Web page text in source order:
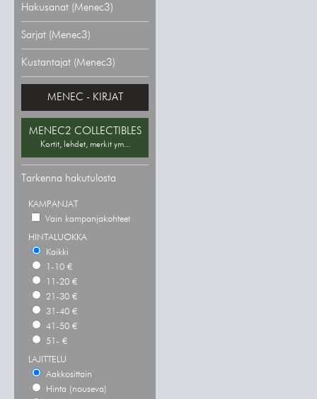
Hakusanat (Menec3)
Sarjat (Menec3)
Kustantajat (Menec3)
MENEC - KIRJAT
MENEC2 COLLECTIBLES
Kortit, lehdet, merkit ym...
Tarkenna hakutulosta
KAMPANJAT
Vain kampanjakohteet
HINTALUOKKA
Kaikki
1-10 €
11-20 €
21-30 €
31-40 €
41-50 €
51- €
LAJITTELU
Aakkosittain
Hinta (nouseva)